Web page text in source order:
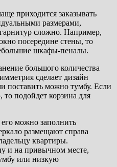
приходится заказывать
размерами,
сложно. Например,
посередине стены, то
шкафы-пеналы.
большого количества
сделает дизайн
можно тумбу. Если
то подойдет корзина для
можно заполнить
размещают справа
квартиры.
и на привычном месте,
или низкую